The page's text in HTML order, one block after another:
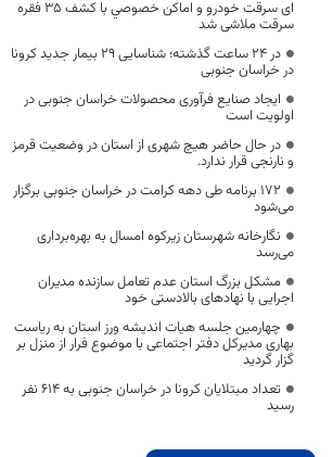
ای سرقت خودرو و اماكن خصوصي با كشف 35 فقره
سرقت ملاشی شد
در 24 ساعت گذشته؛ شناسایی 29 بیمار جدید کرونا
در خراسان جنوبی
ایجاد صنایع فرآوری محصولات خراسان جنوبی در
اولویت است
در حال حاضر هیچ شهری از استان در وضعیت قرمز
و نارنجی قرار ندارد.
۱۷۲ برنامه طی دهه کرامت در خراسان جنوبی برگزار
می‌شود
نگارخانه شهرستان زیرکوه امسال به بهره‌برداری
می‌رسد
مشکل بزرگ استان عدم تعامل سازنده مدیران
اجرایی با نهادهای بالادستی خود
چهارمین جلسه هیات اندیشه ورز استان به ریاست
بهاری مدیرکل دفتر اجتماعی با موضوع فرار از منزل بر
گزار گردید
تعداد مبتلایان کرونا در خراسان جنوبی به 614 نفر
رسید